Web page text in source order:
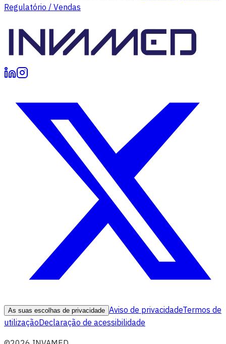
Regulatório / Vendas
As suas escolhas de privacidade Aviso de privacidadeTermos de
utilizaçãoDeclaração de acessibilidade